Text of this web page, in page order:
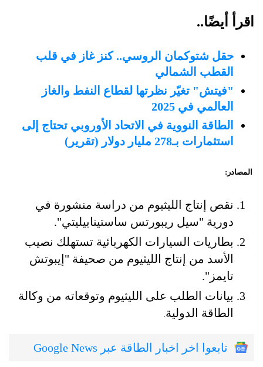
اقرأ أيضًا..
حقل شتوكمان الروسي.. كنز غاز في قلب
القطب الشمالي
"فيتش" تغيّر نظرتها لقطاع النفط والغاز
العالمي في 2025
الطاقة النووية في الاتحاد الأوروبي تحتاج إلى
استثمارات بـ278 مليار دولار (تقرير)
المصادر:
نقص إنتاج الليثيوم من دراسة منشورة في
دورية "سيل ريبورتس ساستينابيليتي".
بطاريات السيارات الكهربائية تستهلك نصيب
الأسد من إنتاج الليثيوم من صحيفة "إيبوتش
تايمز".
بيانات الطلب على الليثيوم وتوقعاته من وكالة
الطاقة الدولية.
تابعوا اخر اخبار الطاقة عبر Google News